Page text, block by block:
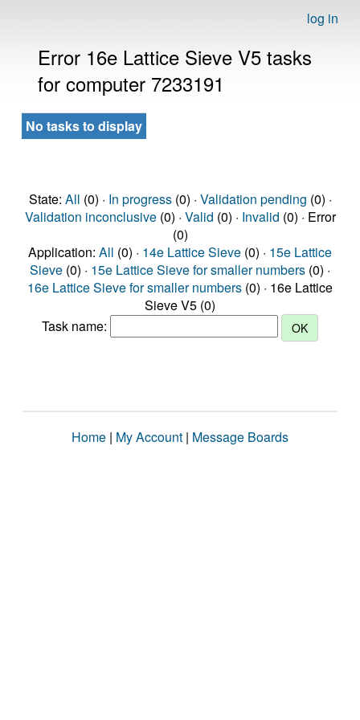
log in
Error 16e Lattice Sieve V5 tasks
for computer 7233191
No tasks to display
State: All (0) · In progress(0) · Validation pending (0) ·
Validation inconclusive(0) · Valid (0) · Invalid (0) · Error
(0)
Application: All (0) · 14e Lattice Sieve (0) · 15e Lattice
Sieve (0) · 15e Lattice Sieve for smaller numbers (0) ·
16e Lattice Sieve for smaller numbers (0) · 16e Lattice
Sieve V5 (0)
Task name:
Home | My Account | Message Boards